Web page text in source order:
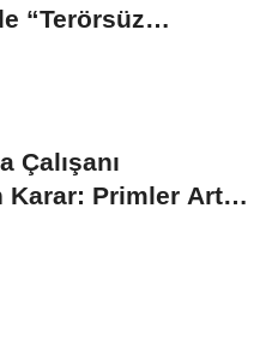
“Terörsüz
Çalışanı
Karar: Primler Artık